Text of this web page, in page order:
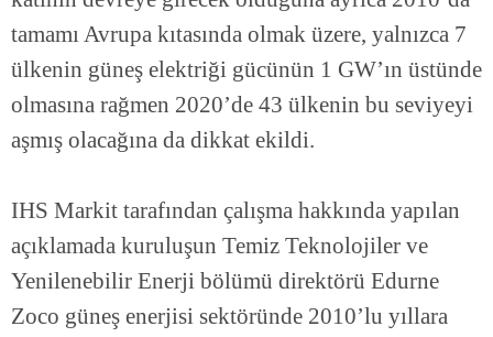
tamamı Avrupa kıtasında olmak üzere, yalnızca 7
ülkenin güneş elektriği gücünün 1 GW’ın üstünde
olmasına rağmen 2020’de 43 ülkenin bu seviyeyi
aşmış olacağına da dikkat ekildi. ⠀
IHS Markit tarafından çalışma hakkında yapılan
açıklamada kuruluşun Temiz Teknolojiler ve
Yenilenebilir Enerji bölümü direktörü Edurne
Zoco güneş enerjisi sektöründe 2010’lu yıllara